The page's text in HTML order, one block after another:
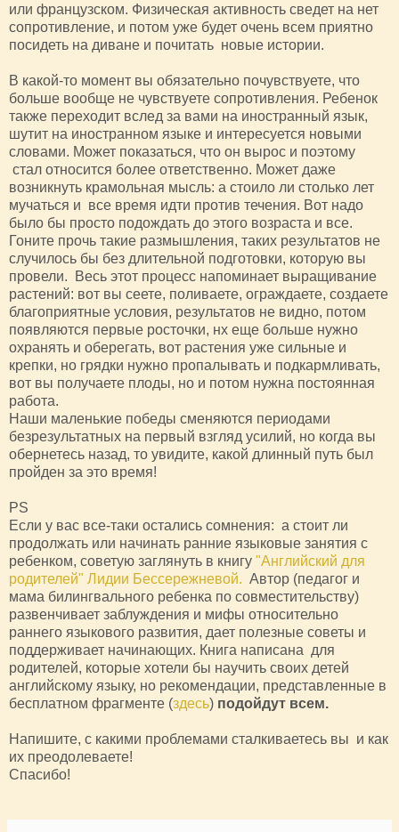
или французском. Физическая активность сведет на нет
сопротивление, и потом уже будет очень всем приятно
посидеть на диване и почитать новые истории.
В какой-то момент вы обязательно почувствуете, что
больше вообще не чувствуете сопротивления. Ребенок
также переходит вслед за вами на иностранный язык,
шутит на иностранном языке и интересуется новыми
словами. Может показаться, что он вырос и поэтому
стал относится более ответственно. Может даже
возникнуть крамольная мысль: а стоило ли столько лет
мучаться и все время идти против течения. Вот надо
было бы просто подождать до этого возраста и все.
Гоните прочь такие размышления, таких результатов не
случилось бы без длительной подготовки, которую вы
провели. Весь этот процесс напоминает выращивание
растений: вот вы сеете, поливаете, ограждаете, создаете
благоприятные условия, результатов не видно, потом
появляются первые росточки, нх еще больше нужно
охранять и оберегать, вот растения уже сильные и
крепки, но грядки нужно пропалывать и подкармливать,
вот вы получаете плоды, но и потом нужна постоянная
работа.
Наши маленькие победы сменяются периодами
безрезультатных на первый взгляд усилий, но когда вы
обернетесь назад, то увидите, какой длинный путь был
пройден за это время!
PS
Если у вас все-таки остались сомнения: а стоит ли
продолжать или начинать ранние языковые занятия с
ребенком, советую заглянуть в книгу "Английский для
родителей" Лидии Бессережневой. Автор (педагог и
мама билингвального ребенка по совместительству)
развенчивает заблуждения и мифы относительно
раннего языкового развития, дает полезные советы и
поддерживает начинающих. Книга написана для
родителей, которые хотели бы научить своих детей
английскому языку, но рекомендации, представленные в
бесплатном фрагменте (здесь) подойдут всем.
Напишите, с какими проблемами сталкиваетесь вы и как
их преодолеваете!
Спасибо!